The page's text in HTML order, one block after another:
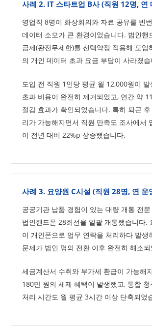
사례 2. IT 스타트업 B사 (직원 12명, 연
영업직 8명이 화상회의와 자료 공유를 빈
데이터 소모가 큰 환경이었습니다. 법인핸
금제(완전무제한)를 선택약정 적용해 도입
의 개인 데이터 초과 요금 부담이 사라졌습
도입 전 직원 1인당 평균 월 12,000원이 발
초과 비용이 완전히 제거되었고, 연간 약
절감 효과가 확인되었습니다. 특히 퇴근
리가 가능해지면서 직원 만족도 조사에서
이 전년 대비 22%p 상승했습니다.
사례 3. 요양원 C시설 (직원 28명, 연 운
공공기관 납품 경험이 있는 대량 개통 전
법인핸드폰 28회선을 일괄 개통했습니다.
이 개인폰으로 업무 연락을 처리하다 발생
문제가 법인 명의 전환 이후 완전히 해소
세금계산서 수취와 부가세 환급이 가능해
180만 원의 세제 혜택이 발생했고, 통합
처리 시간도 월 평균 3시간 이상 단축되었